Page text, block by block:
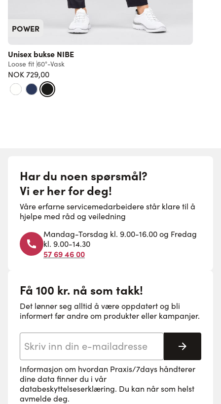
POWER
Unisex bukse NIBE
Loose fit 60°-Vask
NOK 729,00
Har du noen spørsmål?
Vi er her for deg!
Våre erfarne servicemedarbeidere står klare til å
hjelpe med råd og veiledning
Mandag-Torsdag kl. 9.00-16.00 og Fredag
kl. 9.00-14.30
57 69 46 00
Få 100 kr. nå som takk!
Det lønner seg alltid å være oppdatert og bli
informert før andre om produkter eller kampanjer.
Informasjon om hvordan Praxis/7days håndterer
dine data finner du i vår
databeskyttelseserklæring. Du kan når som helst
avmelde deg.